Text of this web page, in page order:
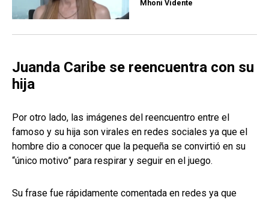
Mhoni Vidente
Juanda Caribe se reencuentra con su
hija
Por otro lado, las imágenes del reencuentro entre el
famoso y su hija son virales en redes sociales ya que el
hombre dio a conocer que la pequeña se convirtió en su
“único motivo” para respirar y seguir en el juego.
Su frase fue rápidamente comentada en redes ya que